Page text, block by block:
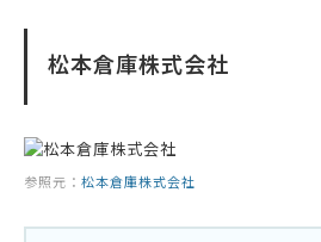
松本倉庫株式会社
参照元： 松本倉庫株式会社